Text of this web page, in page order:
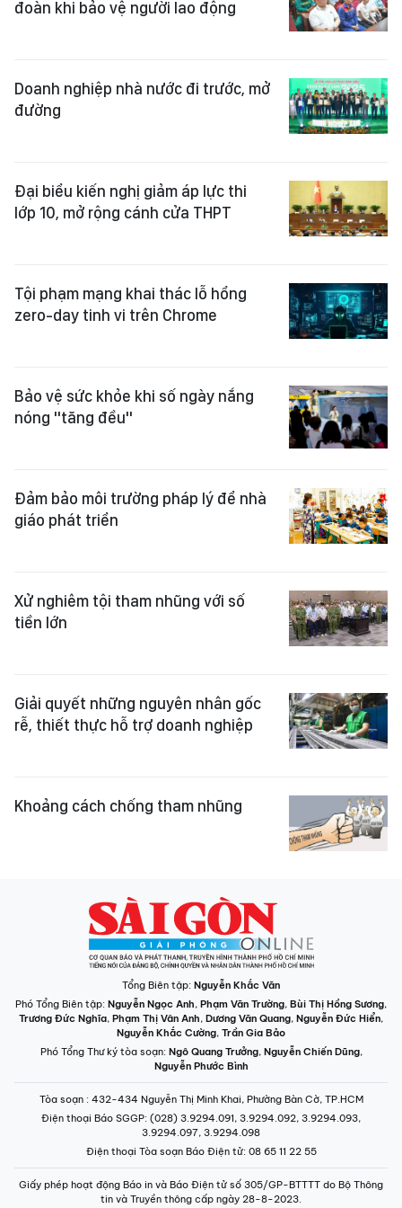
đoàn khi bảo vệ người lao động
Doanh nghiệp nhà nước đi trước, mở
đường
Đại biểu kiến nghị giảm áp lực thi
lớp 10, mở rộng cánh cửa THPT
Tội phạm mạng khai thác lỗ hổng
zero-day tinh vi trên Chrome
Bảo vệ sức khỏe khi số ngày nắng
nóng "tăng đều"
Đảm bảo môi trường pháp lý để nhà
giáo phát triển
Xử nghiêm tội tham nhũng với số
tiền lớn
Giải quyết những nguyên nhân gốc
rễ, thiết thực hỗ trợ doanh nghiệp
Khoảng cách chống tham nhũng
Tổng Biên tập: Nguyễn Khắc Văn
Phó Tổng Biên tập: Nguyễn Ngọc Anh, Phạm Văn Trường, Bùi Thị Hồng Sương,
Trương Đức Nghĩa, Phạm Thị Vân Anh, Dương Văn Quang, Nguyễn Đức Hiển,
Nguyễn Khắc Cường, Trần Gia Bảo
Phó Tổng Thư ký tòa soạn: Ngô Quang Trưởng, Nguyễn Chiến Dũng,
Nguyễn Phước Bình
Tòa soạn : 432-434 Nguyễn Thị Minh Khai, Phường Bàn Cờ, TP.HCM
Điện thoại Báo SGGP: (028) 3.9294.091, 3.9294.092, 3.9294.093,
3.9294.097, 3.9294.098
Điện thoại Tòa soạn Báo Điện tử: 08 65 11 22 55
Giấy phép hoạt động Báo in và Báo Điện tử số 305/GP-BTTTT do Bộ Thông
tin và Truyền thông cấp ngày 28-8-2023.